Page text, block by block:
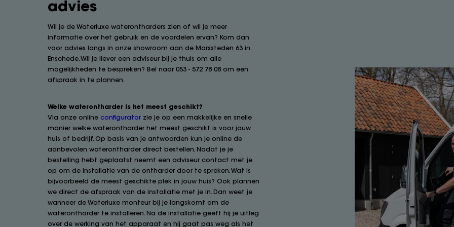
advies
Wil je de Waterluxe waterontharders zien of wil je meer
informatie over het gebruik en de voordelen ervan? Kom dan
voor advies langs in onze showroom aan de Marssteden 63 in
Enschede. Wil je liever een adviseur bij je thuis om alle
mogelijkheden te bespreken? Bel naar 053 - 572 78 08 om een
afspraak in te plannen.
Welke waterontharder is het meest geschikt?
Via onze onlineconfigurator zie je op een makkelijke en snelle
manier welke waterontharder het meest geschikt is voor jouw
huis of bedrijf. Op basis van je antwoorden kun je online de
aanbevolen waterontharder direct bestellen. Nadat je je
bestelling hebt geplaatst neemt een adviseur contact met je
op om de installatie van de ontharder door te spreken. Wat is
bijvoorbeeld de meest geschikte plek in jouw huis? Ook plannen
we direct de afspraak van de installatie met je in. Dan weet je
wanneer de Waterluxe monteur bij je langskomt om de
waterontharder te installeren. Na de installatie geeft hij je uitleg
over de werking van het apparaat en hij gaat pas weg als het